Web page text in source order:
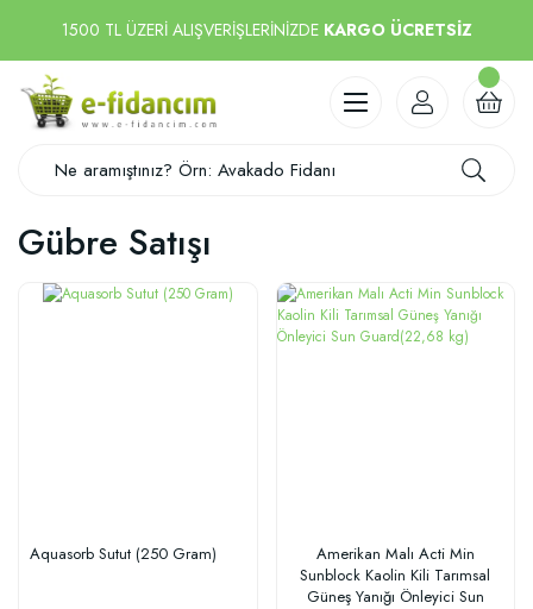
1500 TL ÜZERİ ALIŞVERİŞLERİNİZDE KARGO ÜCRETSİZ
Gübre Satışı
Aquasorb Sutut (250 Gram)
Amerikan Malı Acti Min
Sunblock Kaolin Kili Tarımsal
Güneş Yanığı Önleyici Sun